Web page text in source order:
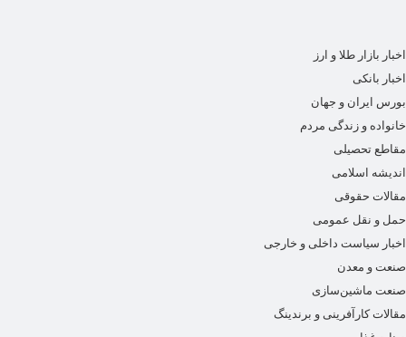
اخبار بازار طلا و ارز
اخبار بانکی
بورس ایران و جهان
خانواده و زندگی مردم
مقاطع تحصیلی
اندیشه اسلامی
مقالات حقوقی
حمل و نقل عمومی
اخبار سیاست داخلی و خارجی
صنعت و معدن
صنعت ماشین‌سازی
مقالات کارآفرینی و برندینگ